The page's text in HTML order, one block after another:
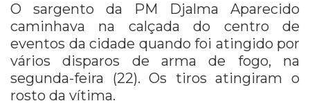
O sargento da PM Djalma Aparecido
caminhava na calçada do centro de
eventos da cidade quando foi atingido por
vários disparos de arma de fogo, na
segunda-feira (22). Os tiros atingiram o
rosto da vítima.